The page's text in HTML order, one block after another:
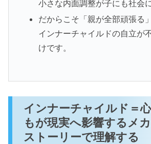
小さな内面調整が子にも社会
だからこそ「親が全部頑張る
インナーチャイルドの自立が
けです。
インナーチャイルド＝
もが現実へ影響するメ
ストーリーで理解する